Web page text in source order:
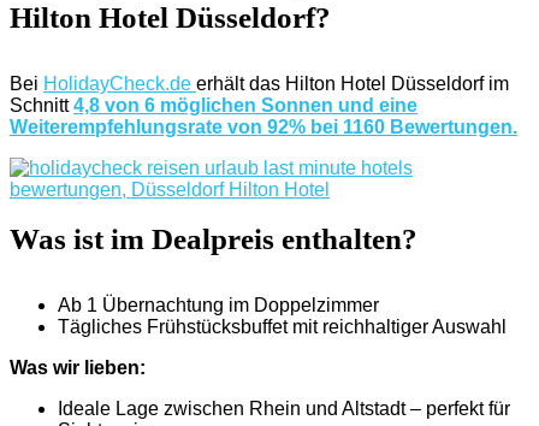
Hilton Hotel Düsseldorf?
Bei HolidayCheck.de erhält das Hilton Hotel Düsseldorf im
Schnitt4,8 von 6 möglichen Sonnen und eine
Weiterempfehlungsrate von 92% bei 1160 Bewertungen.
Was ist im Dealpreis enthalten?
Ab 1 Übernachtung im Doppelzimmer
Tägliches Frühstücksbuffet mit reichhaltiger Auswahl
Was wir lieben:
Ideale Lage zwischen Rhein und Altstadt – perfekt für